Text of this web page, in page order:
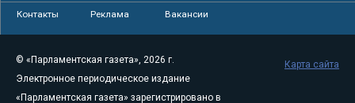
Контакты Реклама Вакансии
© «Парламентская газета», 2026 г.
Электронное периодическое издание
«Парламентская газета» зарегистрировано в
Карта сайта